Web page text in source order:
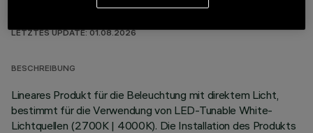
TECHNISCHE DATEN
LETZTES UPDATE: 01.08.2026
BESCHREIBUNG
Lineares Produkt für die Beleuchtung mit direktem Licht,
bestimmt für die Verwendung von LED-Tunable White-
Lichtquellen (2700K | 4000K). Die Installation des Produkts